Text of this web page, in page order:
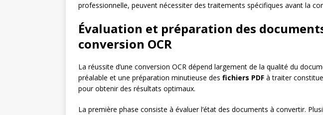
professionnelle, peuvent nécessiter des traitements spécifiques avant la
Évaluation et préparation des
conversion OCR
La réussite d’une conversion OCR dépend largement de la qualité du
préalable et une préparation minutieuse des fichiers PDF à traiter
pour obtenir des résultats optimaux.
La première phase consiste à évaluer l’état des documents à convertir.